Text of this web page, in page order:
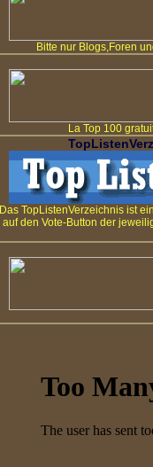
Bitte nur Blogs,Foren
La Top 100
Das TopListenVerzeichnis ist
auf den Vote-Button der